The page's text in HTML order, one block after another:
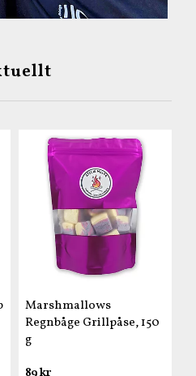
Marshmallows
Regnbåge Grillpåse, 150
g